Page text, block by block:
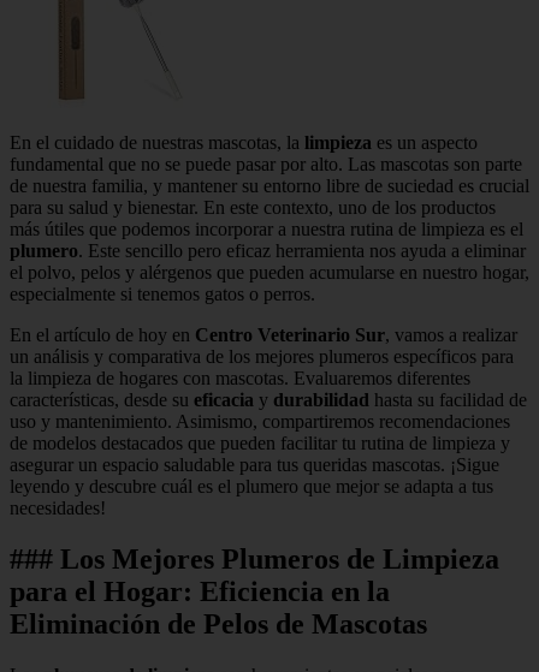
En el cuidado de nuestras mascotas, la limpieza es un aspecto
fundamental que no se puede pasar por alto. Las mascotas son parte
de nuestra familia, y mantener su entorno libre de suciedad es crucial
para su salud y bienestar. En este contexto, uno de los productos
más útiles que podemos incorporar a nuestra rutina de limpieza es el
plumero. Este sencillo pero eficaz herramienta nos ayuda a eliminar
el polvo, pelos y alérgenos que pueden acumularse en nuestro hogar,
especialmente si tenemos gatos o perros.
En el artículo de hoy en Centro Veterinario Sur, vamos a realizar
un análisis y comparativa de los mejores plumeros específicos para
la limpieza de hogares con mascotas. Evaluaremos diferentes
características, desde su eficacia y durabilidad hasta su facilidad de
uso y mantenimiento. Asimismo, compartiremos recomendaciones
de modelos destacados que pueden facilitar tu rutina de limpieza y
asegurar un espacio saludable para tus queridas mascotas. ¡Sigue
leyendo y descubre cuál es el plumero que mejor se adapta a tus
necesidades!
### Los Mejores Plumeros de Limpieza
para el Hogar: Eficiencia en la
Eliminación de Pelos de Mascotas